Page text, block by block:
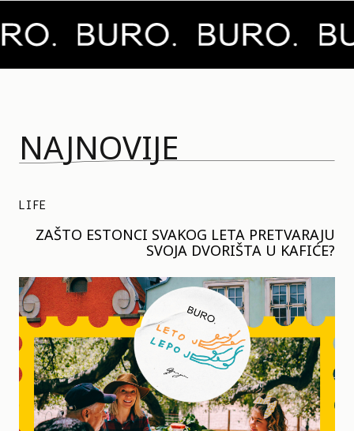
NAJNOVIJE
LIFE
ZAŠTO ESTONCI SVAKOG LETA PRETVARAJU
SVOJA DVORIŠTA U KAFIĆE?